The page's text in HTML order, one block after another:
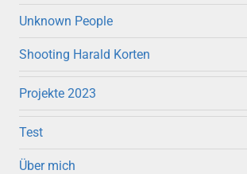
Unknown People
Shooting Harald Korten
Projekte 2023
Test
Über mich